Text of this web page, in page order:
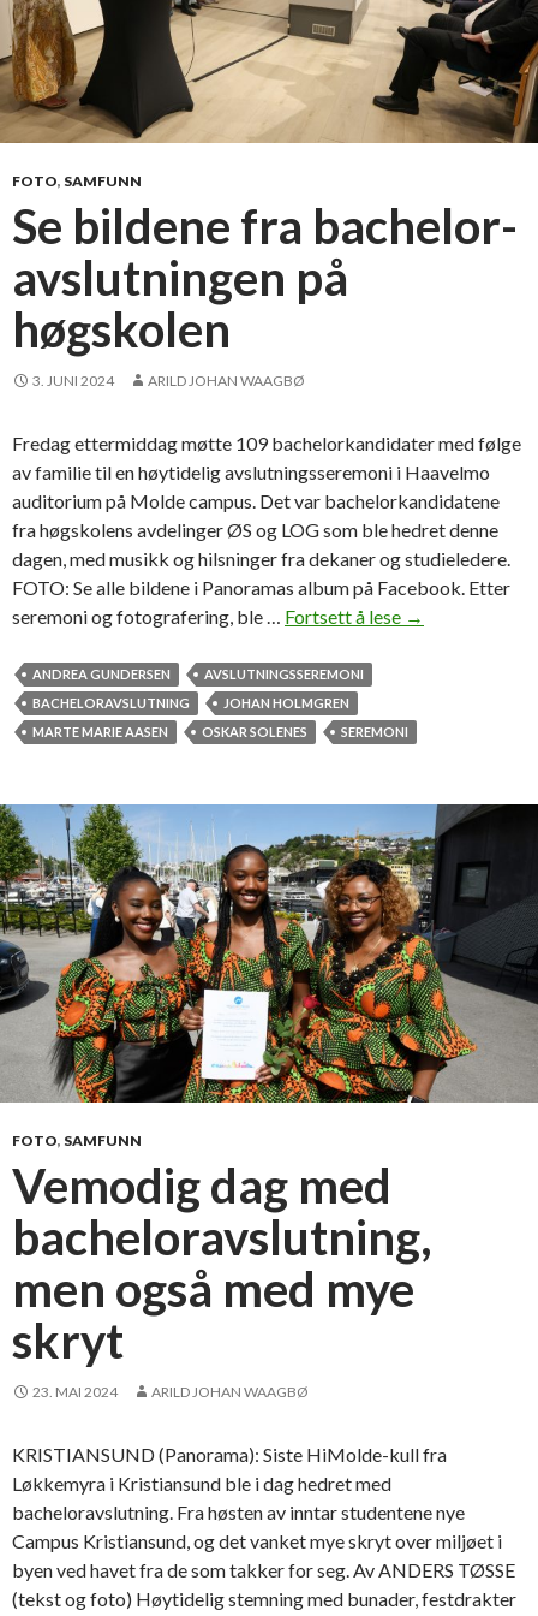
FOTO, SAMFUNN
Se bildene fra bachelor-
avslutningen på
høgskolen
3. JUNI 2024 ARILD JOHAN WAAGBØ
Fredag ettermiddag møtte 109 bachelorkandidater med følge
av familie til en høytidelig avslutningsseremoni i Haavelmo
auditorium på Molde campus. Det var bachelorkandidatene
fra høgskolens avdelinger ØS og LOG som ble hedret denne
dagen, med musikk og hilsninger fra dekaner og studieledere.
FOTO: Se alle bildene i Panoramas album på Facebook. Etter
seremoni og fotografering, ble … Fortsett å lese S
l
e
f
r
a
b
a
c
h
e
l
v
s
l
n
e
n
p
å
→
ANDREA GUNDERSEN
AVSLUTNINGSSEREMONI
BACHELORAVSLUTNING
JOHAN HOLMGREN
MARTE MARIE AASEN
OSKAR SOLENES SEREMONI
FOTO, SAMFUNN
Vemodig dag med
bacheloravslutning,
men også med mye
skryt
23. MAI 2024 ARILD JOHAN WAAGBØ
KRISTIANSUND (Panorama): Siste HiMolde-kull fra
Løkkemyra i Kristiansund ble i dag hedret med
bacheloravslutning. Fra høsten av inntar studentene nye
Campus Kristiansund, og det vanket mye skryt over miljøet i
byen ved havet fra de som takker for seg. Av ANDERS TØSSE
(tekst og foto) Høytidelig stemning med bunader, festdrakter